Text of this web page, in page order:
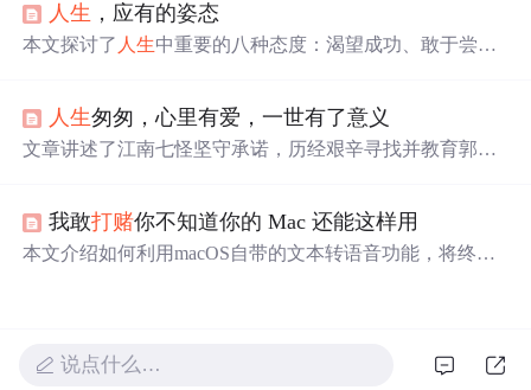
人生 ，应有的姿态
本文探讨了 人生中重要的八种态度：渴望成功、敢于尝
发展至关重要。
人生匆匆，心里有爱，一世有了意义
文章讲述了江南七怪坚守承诺，历经艰辛寻找并教育郭靖
我敢打赌你不知道你的 Mac 还能这样用
本文介绍如何利用macOS自带的文本转语音功能，将终端
听觉化的开发工作流。
说点什么…